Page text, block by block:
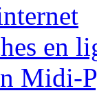
en
Midi-